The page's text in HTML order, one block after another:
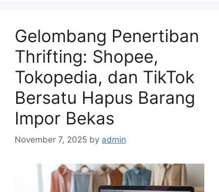
Gelombang Penertiban
Thrifting: Shopee,
Tokopedia, dan TikTok
Bersatu Hapus Barang
Impor Bekas
November 7, 2025 by admin